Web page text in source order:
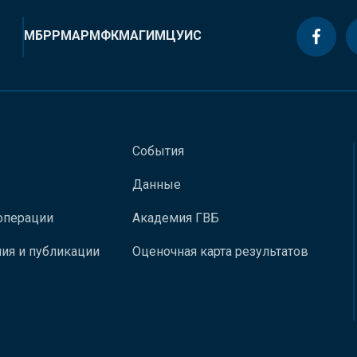
МБРРМАРМФКМАГИМЦУИС
и публикации
События
Данные
Академия ГВБ
Оценочная карта результатов